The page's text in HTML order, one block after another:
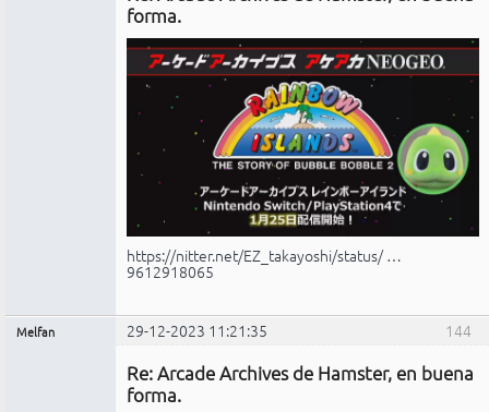
forma.
https://nitter.net/EZ_takayoshi/status/ …
9612918065
144
Melfan 29-12-2023 11:21:35
Re: Arcade Archives de Hamster, en buena
forma.